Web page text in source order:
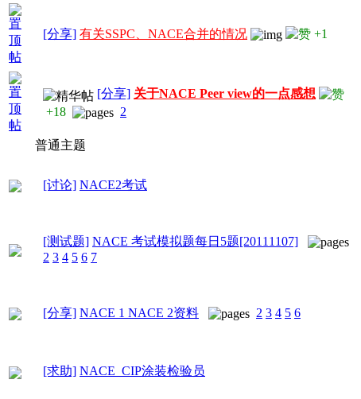
[分享] 有关SSPC、NACE合并的情况 +1
[分享] 关于NACE Peer view的一点感想
+18
2
普通主题
[讨论] NACE2考试
[测试题] NACE 考试模拟题每日5题[20111107]
2 3 4 5 6 7
[分享] NACE 1 NACE 2资料 2 3 4 5 6
[求助] NACE CIP涂装检验员